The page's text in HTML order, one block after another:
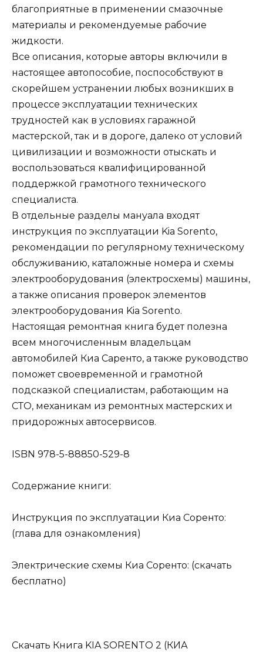
благоприятные в применении смазочные
материалы и рекомендуемые рабочие
жидкости.
Все описания, которые авторы включили в
настоящее автопособие, поспособствуют в
скорейшем устранении любых возникших в
процессе эксплуатации технических
трудностей как в условиях гаражной
мастерской, так и в дороге, далеко от условий
цивилизации и возможности отыскать и
воспользоваться квалифицированной
поддержкой грамотного технического
специалиста.
В отдельные разделы мануала входят
инструкция по эксплуатации Kia Sorento,
рекомендации по регулярному техническому
обслуживанию, каталожные номера и схемы
электрооборудования (электросхемы) машины,
а также описания проверок элементов
электрооборудования Kia Sorento.
Настоящая ремонтная книга будет полезна
всем многочисленным владельцам
автомобилей Киа Саренто, а также руководство
поможет своевременной и грамотной
подсказкой специалистам, работающим на
СТО, механикам из ремонтных мастерских и
придорожных автосервисов.
ISBN 978-5-88850-529-8
Содержание книги:
Инструкция по эксплуатации Киа Соренто:
(глава для ознакомления)
Электрические схемы Киа Соренто: (скачать
бесплатно)
Скачать Книга KIA SORENTO 2 (КИА